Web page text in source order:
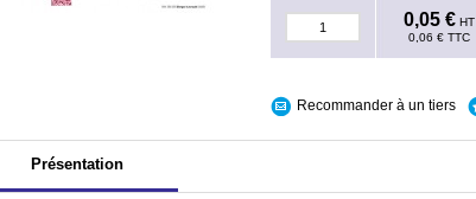
0,05 € HT
0,06 € TTC
Recommander à un tiers
Présentation